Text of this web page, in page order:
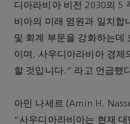
디아라비아 비전 2030의 5
비아의 미래 염원과 일치합
및 회계 부문을 강화하는데
이며, 사우디아라비아 경제
할 것입니다." 라고 언급했
아민 나세르 (Amin H.
“사우디아라비아는 현재